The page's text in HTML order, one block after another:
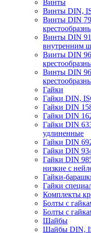
Винты
Винты DIN,
Винты DIN
Винты DIN
внутренним
Винты DIN
Винты DIN
Гайки
Гайки DIN,
Гайки DIN
Гайки DIN
Гайки DIN
удлиненные
Гайки DIN
Гайки DIN
Гайки DIN
низкие с
Гайки-
Гайки
Комплекты
Болты с
Болты с
Шайбы
Шайбы DIN,